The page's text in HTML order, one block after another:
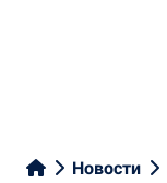
Новости